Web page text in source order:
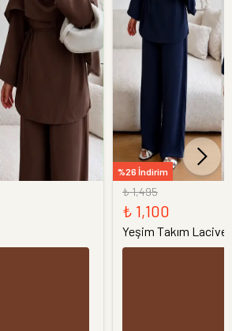
%26 İndirim
₺ 1,495
₺ 1,100
Yeşim Takım